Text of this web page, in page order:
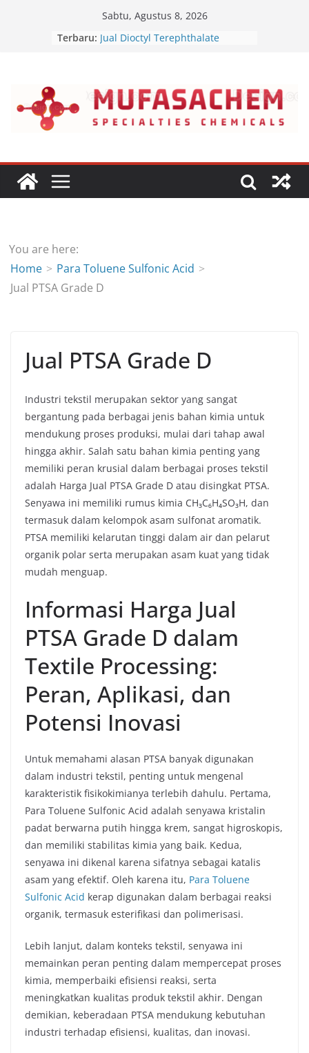
Sabtu, Agustus 8, 2026
Terbaru: Jual Dioctyl Terephthalate
Jual Dipropyl Heptyl Phthalate
You are here:
Home
Para Toluene Sulfonic Acid
Jual PTSA Grade D
Jual PTSA Grade D
Industri tekstil merupakan sektor yang sangat
bergantung pada berbagai jenis bahan kimia untuk
mendukung proses produksi, mulai dari tahap awal
hingga akhir. Salah satu bahan kimia penting yang
memiliki peran krusial dalam berbagai proses tekstil
adalah Harga Jual PTSA Grade D atau disingkat PTSA.
Senyawa ini memiliki rumus kimia CH₃C₆H₄SO₃H, dan
termasuk dalam kelompok asam sulfonat aromatik.
PTSA memiliki kelarutan tinggi dalam air dan pelarut
organik polar serta merupakan asam kuat yang tidak
mudah menguap.
Informasi Harga Jual
PTSA Grade D dalam
Textile Processing:
Peran, Aplikasi, dan
Potensi Inovasi
Untuk memahami alasan PTSA banyak digunakan
dalam industri tekstil, penting untuk mengenal
karakteristik fisikokimianya terlebih dahulu. Pertama,
Para Toluene Sulfonic Acid adalah senyawa kristalin
padat berwarna putih hingga krem, sangat higroskopis,
dan memiliki stabilitas kimia yang baik. Kedua,
senyawa ini dikenal karena sifatnya sebagai katalis
asam yang efektif. Oleh karena itu, Para Toluene
Sulfonic Acid kerap digunakan dalam berbagai reaksi
organik, termasuk esterifikasi dan polimerisasi.
Lebih lanjut, dalam konteks tekstil, senyawa ini
memainkan peran penting dalam mempercepat proses
kimia, memperbaiki efisiensi reaksi, serta
meningkatkan kualitas produk tekstil akhir. Dengan
demikian, keberadaan PTSA mendukung kebutuhan
industri terhadap efisiensi, kualitas, dan inovasi.